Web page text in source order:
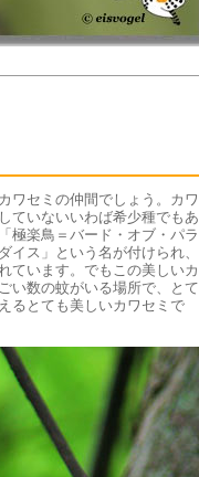
ワセミの仲間でしょう。カワ
ていないいわば希少種でもあ
極楽鳥＝バード・オブ・パラ
ス」という名が付けられ、
ています。でもこの美しいカ
い数の蚊がいる場所で、とて
るとても美しいカワセミで